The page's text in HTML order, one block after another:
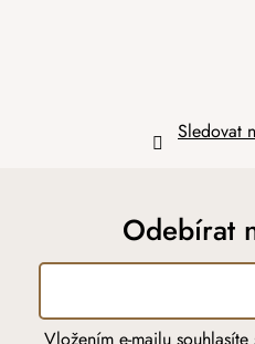
Sledovat
Odebírat